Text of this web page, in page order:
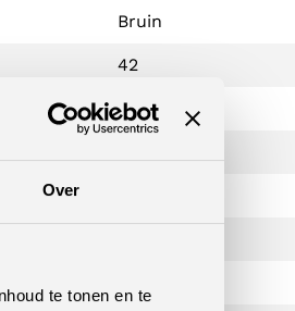
Over
te tonen en te
Bruin
42
42